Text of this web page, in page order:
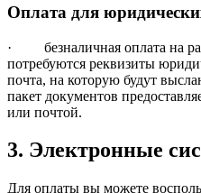
Оплата для
· безналичная оплата на
потребуются реквизиты
почта, на которую будут
пакет документов
или почтой.
3. Электронные
Для оплаты вы можете